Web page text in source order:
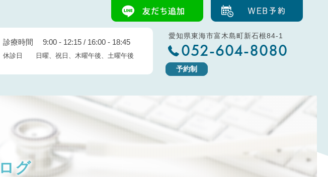
診療時間 9:00 - 12:15 / 16:00 - 18:45
休診日 日曜、祝日、木曜午後、土曜午後
愛知県東海市富木島町新石根84-1
052-604-8080
予約制
グ